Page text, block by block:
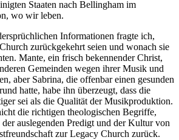
Staaten nach Bellingham im
wo wir leben.
Informationen fragte ich,
zurückgekehrt seien und wonach sie
Mante, ein frisch bekennender Christ,
Gemeinden wegen ihrer Musik und
aber Sabrina, die offenbar einen gesunden
hatte, habe ihn überzeugt, dass die
sei als die Qualität der Musikproduktion.
die richtigen theologischen Begriffe,
auslegenden Predigt und der Kultur von
zur Legacy Church zurück.